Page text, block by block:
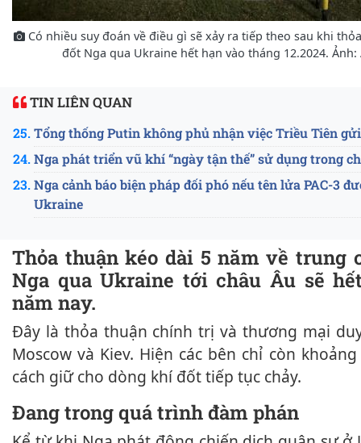
Có nhiều suy đoán về điều gì sẽ xảy ra tiếp theo sau khi
đốt Nga qua Ukraine hết hạn vào tháng 12.2024.
TIN LIÊN QUAN
Tổng thống Putin không phủ nhận việc Triều Tiên
Nga phát triển vũ khí “ngày tận thế” sử dụng trong
Nga cảnh báo biện pháp đối phó nếu tên lửa PAC-3
Ukraine
Thỏa thuận kéo dài 5 năm về trung chuyển khí đốt
Nga qua Ukraine tới châu Âu sẽ
năm nay.
Đây là thỏa thuận chính trị và thương mại duy nhất còn lại giữa
Moscow và Kiev. Hiện các bên chỉ còn
cách giữ cho dòng khí đốt tiếp tục chảy.
Đang trong quá trình đàm phán